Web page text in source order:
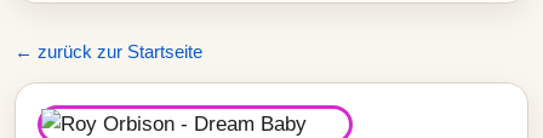
← zurück zur Startseite